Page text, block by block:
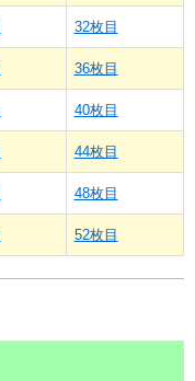
32枚目
36枚目
40枚目
44枚目
48枚目
52枚目